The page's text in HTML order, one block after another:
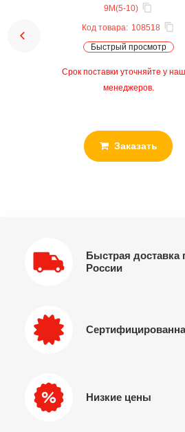
9M(5-10)
Код товара: 108518
Быстрый просмотр
Срок поставки уточняйте у
менеджеров.
Заказать
Быстрая доставка
России
Низкие цены